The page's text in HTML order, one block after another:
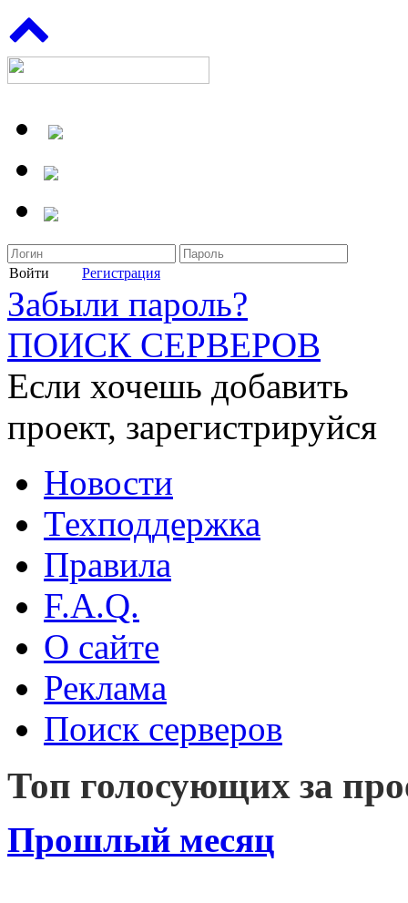
Войти Регистрация
Забыли пароль?
ПОИСК СЕРВЕРОВ
Если хочешь добавить
проект, зарегистрируйся
Новости
Техподдержка
Правила
F.A.Q.
О сайте
Реклама
Поиск серверов
Топ голосующих за
Прошлый месяц